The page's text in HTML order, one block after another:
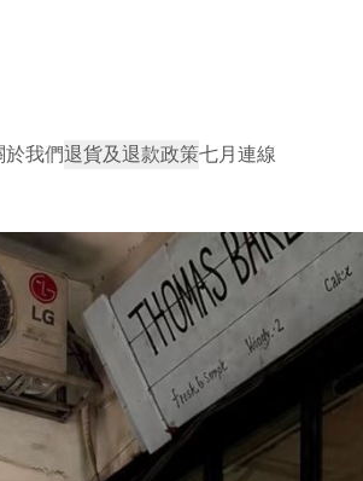
於我們退貨及退款政策七月連線